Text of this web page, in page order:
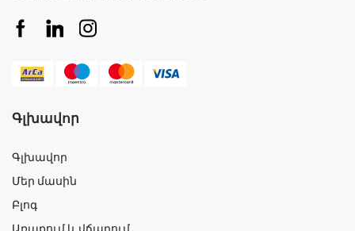
Գլխավոր
Գլխավոր
Մեր մասին
Բլոգ
Առաքում և վճարում